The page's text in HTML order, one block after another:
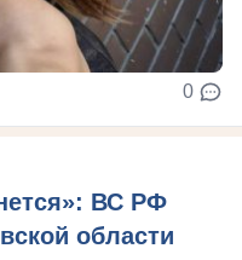
0
ВС РФ
области